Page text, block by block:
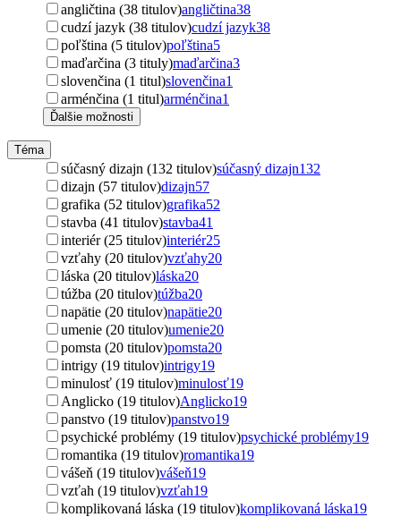
angličtina (38 titulov)angličtina38
cudzí jazyk (38 titulov)cudzí jazyk38
poľština (5 titulov)poľština5
maďarčina (3 tituly)maďarčina3
slovenčina (1 titul)slovenčina1
arménčina (1 titul)arménčina1
Ďalšie možnosti
Téma
súčasný dizajn (132 titulov)súčasný dizajn132
dizajn (57 titulov)dizajn57
grafika (52 titulov)grafika52
stavba (41 titulov)stavba41
interiér (25 titulov)interiér25
vzťahy (20 titulov)vzťahy20
láska (20 titulov)láska20
túžba (20 titulov)túžba20
napätie (20 titulov)napätie20
umenie (20 titulov)umenie20
pomsta (20 titulov)pomsta20
intrigy (19 titulov)intrigy19
minulosť (19 titulov)minulosť19
Anglicko (19 titulov)Anglicko19
panstvo (19 titulov)panstvo19
psychické problémy (19 titulov)psychické problémy19
romantika (19 titulov)romantika19
vášeň (19 titulov)vášeň19
vzťah (19 titulov)vzťah19
komplikovaná láska (19 titulov)komplikovaná láska19